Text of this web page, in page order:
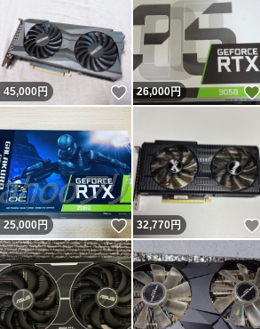
45,000円 いいね！
26,000円
25,000円 いいね！
32,770円